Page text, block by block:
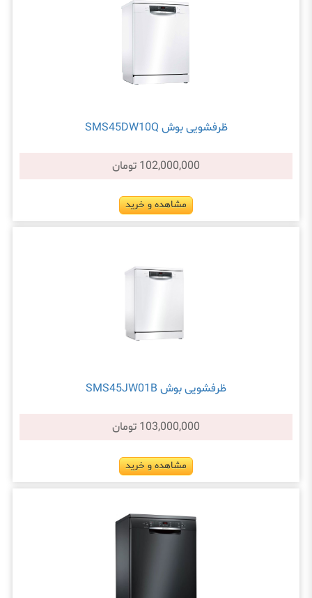
ظرفشویی بوش SMS45DW10Q
102,000,000 تومان
مشاهده و خرید
ظرفشویی بوش SMS45JW01B
103,000,000 تومان
مشاهده و خرید